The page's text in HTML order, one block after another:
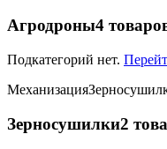
Агродроны4
Подкатегорий нет.
Механизация
Зерносушилки2